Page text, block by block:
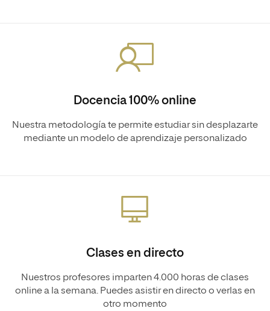
Docencia 100% online
Nuestra metodología te permite estudiar sin desplazarte
mediante un modelo de aprendizaje personalizado
Clases en directo
Nuestros profesores imparten 4.000 horas de clases
online a la semana. Puedes asistir en directo o verlas en
otro momento